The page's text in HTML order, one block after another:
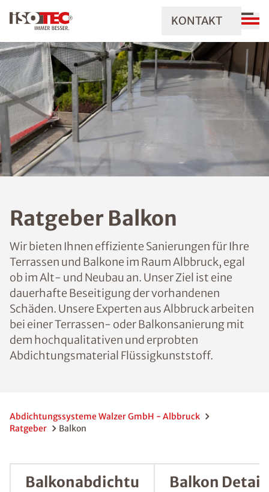
KONTAKT
Ratgeber Balkon
Wir bieten Ihnen effiziente Sanierungen für Ihre
Terrassen und Balkone im Raum Albbruck, egal
ob im Alt- und Neubau an. Unser Ziel ist eine
dauerhafte Beseitigung der vorhandenen
Schäden. Unsere Experten aus Albbruck arbeiten
bei einer Terrassen- oder Balkonsanierung mit
dem hochqualitativen und erprobten
Abdichtungsmaterial Flüssigkunststoff.
Abdichtungssysteme Walzer GmbH - Albbruck
Ratgeber
Balkon
Balkonabdichtu
Balkon